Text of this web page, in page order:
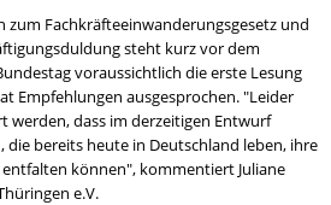
zum Fachkräfteeinwanderungsgesetz und
steht kurz vor dem
voraussichtlich die erste Lesung
Empfehlungen ausgesprochen. "Leider
werden, dass im derzeitigen Entwurf
die bereits heute in Deutschland leben, ihre
können", kommentiert Juliane
e.V.